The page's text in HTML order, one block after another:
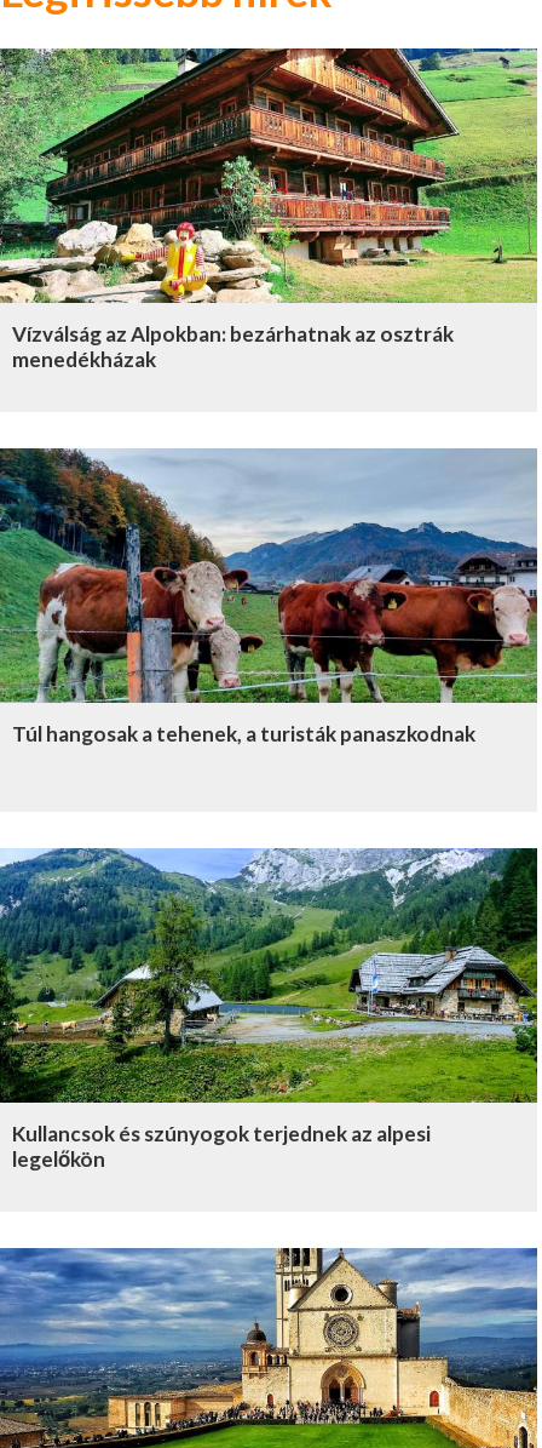
Vízválság az Alpokban: bezárhatnak az osztrák
menedékházak
Túl hangosak a tehenek, a turisták panaszkodnak
Kullancsok és szúnyogok terjednek az alpesi
legelőkön